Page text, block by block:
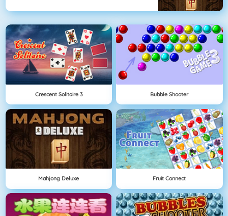
Crescent Solitaire 3 Bubble Shooter
Mahjong Deluxe Fruit Connect